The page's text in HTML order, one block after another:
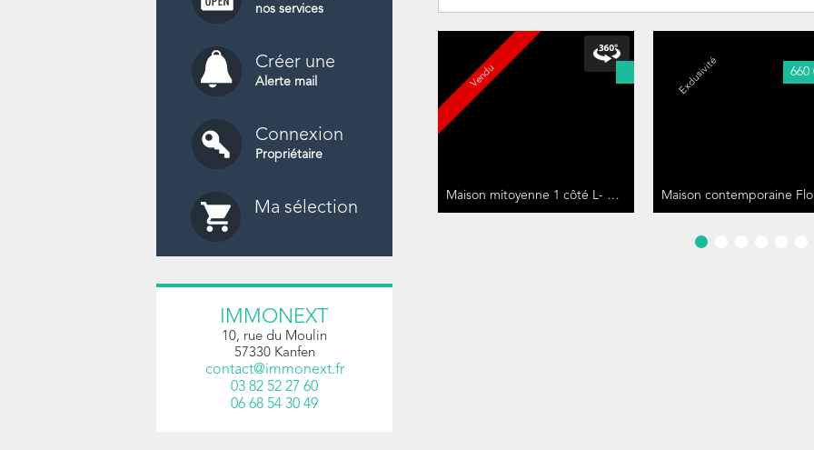
nos services
Créer une
Alerte mail
Connexion
Propriétaire
Ma sélection
IMMONEXT
10, rue du Moulin
57330 Kanfen
contact@immonext.fr
03 82 52 27 60
06 68 54 30 49
Vendu
Maison mitoyenne 1 côté L- DUDELANGE 140 m²
Exclusivité 660